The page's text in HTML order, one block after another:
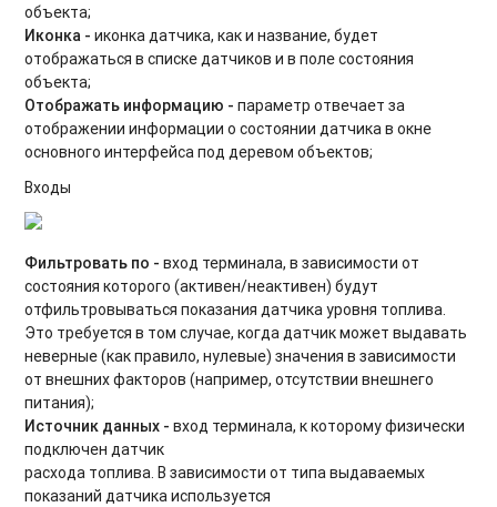
объекта;
Иконка -иконка датчика, как и название, будет
отображаться в списке датчиков и в поле состояния
объекта;
Отображать информацию -параметр отвечает за
отображении информации о состоянии датчика в окне
основного интерфейса под деревом объектов;
Входы
Фильтровать по -вход терминала, в зависимости от
состояния которого (активен/неактивен) будут
отфильтровываться показания датчика уровня топлива.
Это требуется в том случае, когда датчик может выдавать
неверные (как правило, нулевые) значения в зависимости
от внешних факторов (например, отсутствии внешнего
питания);
Источник данных -вход терминала, к которому физически
подключен датчик
расхода топлива. В зависимости от типа выдаваемых
показаний датчика используется